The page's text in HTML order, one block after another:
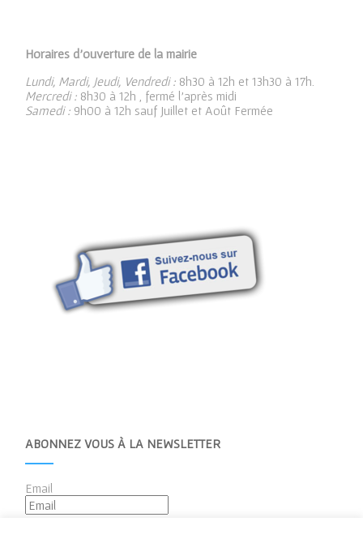
Horaires d’ouverture de la mairie
Lundi, Mardi, Jeudi, Vendredi : 8h30 à 12h et 13h30 à 17h.
Mercredi : 8h30 à 12h , fermé l’après midi
Samedi : 9h00 à 12h sauf Juillet et Août Fermée
ABONNEZ VOUS À LA NEWSLETTER
Email